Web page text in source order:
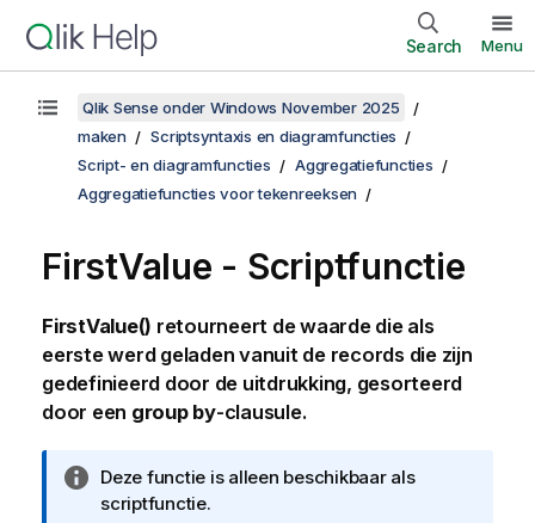
Search Menu
Qlik Sense onder Windows November 2025
maken
Scriptsyntaxis en diagramfuncties
Script- en diagramfuncties
Aggregatiefuncties
Aggregatiefuncties voor tekenreeksen
FirstValue - Scriptfunctie
FirstValue() retourneert de waarde die als
eerste werd geladen vanuit de records die zijn
gedefinieerd door de uitdrukking, gesorteerd
door een group by-clausule.
I
n
Deze functie is alleen beschikbaar als
scriptfunctie.